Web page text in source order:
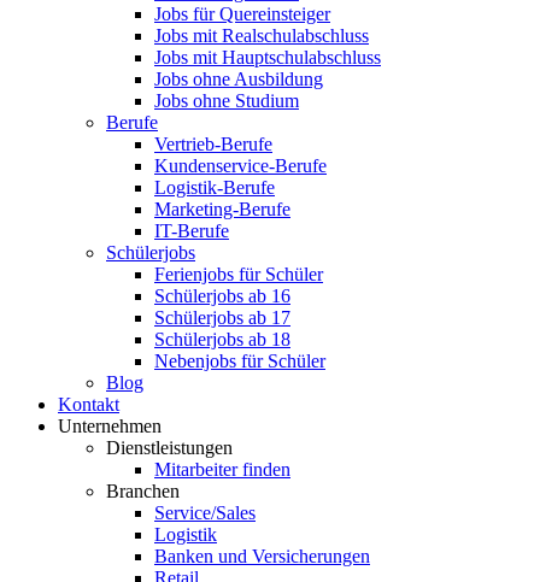
Jobs für Quereinsteiger
Jobs mit Realschulabschluss
Jobs mit Hauptschulabschluss
Jobs ohne Ausbildung
Jobs ohne Studium
Berufe
Vertrieb-Berufe
Kundenservice-Berufe
Logistik-Berufe
Marketing-Berufe
IT-Berufe
Schülerjobs
Ferienjobs für Schüler
Schülerjobs ab 16
Schülerjobs ab 17
Schülerjobs ab 18
Nebenjobs für Schüler
Blog
Kontakt
Unternehmen
Dienstleistungen
Mitarbeiter finden
Branchen
Service/Sales
Logistik
Banken und Versicherungen
Retail